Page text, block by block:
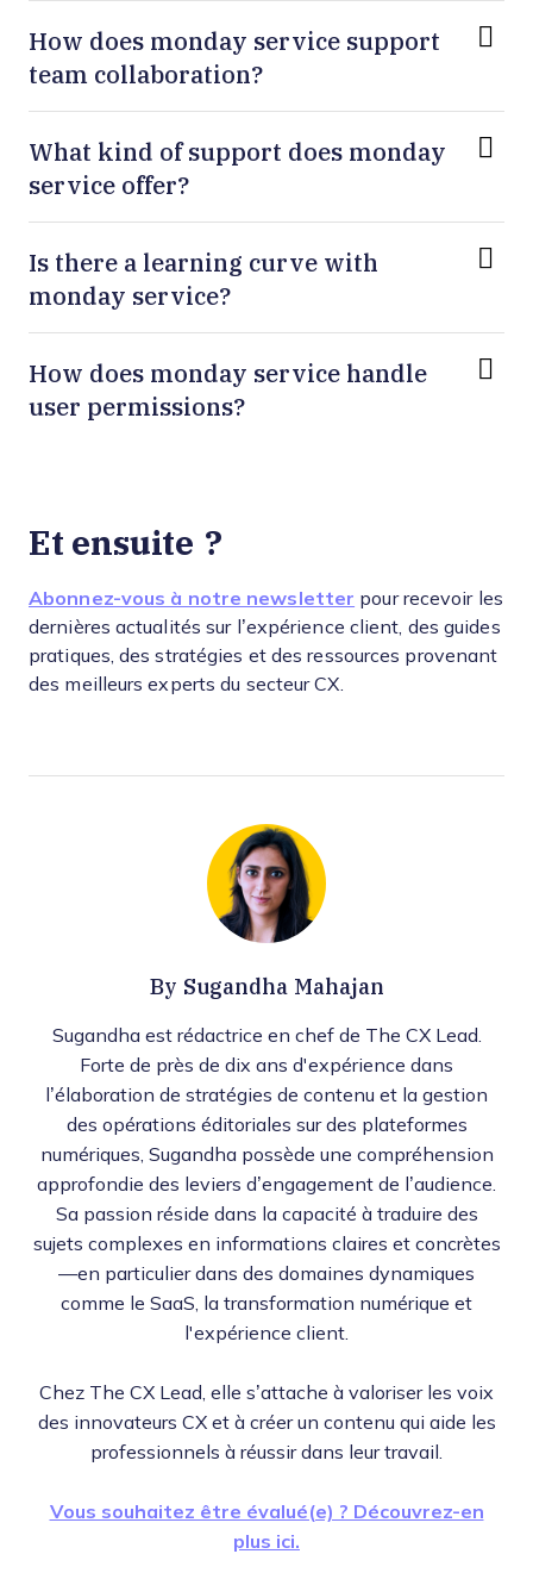
How does monday service support
team collaboration?
What kind of support does monday
service offer?
Is there a learning curve with
monday service?
How does monday service handle
user permissions?
Et ensuite ?
Abonnez-vous à notre newsletter pour recevoir les
dernières actualités sur l’expérience client, des guides
pratiques, des stratégies et des ressources provenant
des meilleurs experts du secteur CX.
By Sugandha Mahajan
Sugandha est rédactrice en chef de The CX Lead.
Forte de près de dix ans d'expérience dans
l’élaboration de stratégies de contenu et la gestion
des opérations éditoriales sur des plateformes
numériques, Sugandha possède une compréhension
approfondie des leviers d’engagement de l’audience.
Sa passion réside dans la capacité à traduire des
sujets complexes en informations claires et concrètes
—en particulier dans des domaines dynamiques
comme le SaaS, la transformation numérique et
l'expérience client.
Chez The CX Lead, elle s’attache à valoriser les voix
des innovateurs CX et à créer un contenu qui aide les
professionnels à réussir dans leur travail.
Vous souhaitez être évalué(e) ? Découvrez-en
plus ici.